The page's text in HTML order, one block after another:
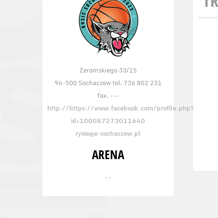
Żeromskiego 33/15
96-500 Sochaczew tel. 736 802 231
fax. ---
http://https://www.facebook.com/profile.php?
id=100087273011640
rysie@e-sochaczew.pl
ARENA
, ,